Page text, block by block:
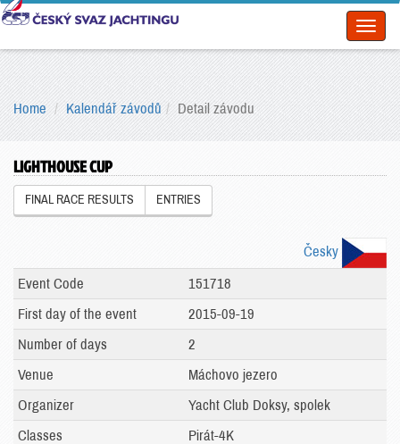
Home Kalendář závodů Detail závodu
LIGHTHOUSE CUP
FINAL RACE RESULTS ENTRIES
Česky
Event Code
151718
First day of the event
2015-09-19
Number of days
2
Venue
Máchovo jezero
Organizer
Yacht Club Doksy, spolek
Classes
Pirát-4K